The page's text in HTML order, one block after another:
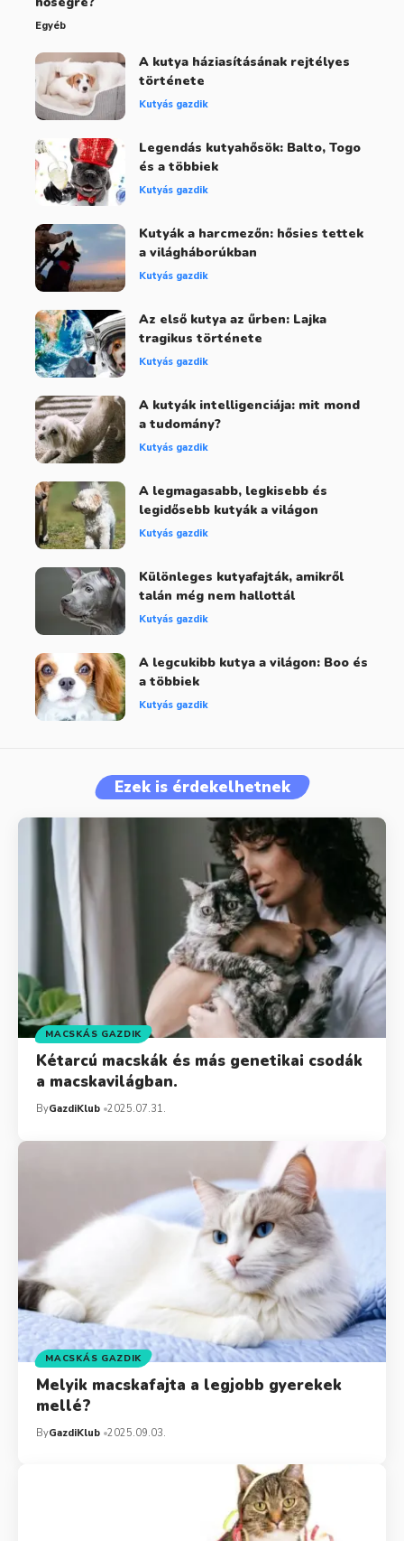
Egyéb
A kutya háziasításának rejtélyes
története
Kutyás gazdik
Legendás kutyahősök: Balto, Togo
és a többiek
Kutyás gazdik
Kutyák a harcmezőn: hősies tettek
a világháborúkban
Kutyás gazdik
Az első kutya az űrben: Lajka
tragikus története
Kutyás gazdik
A kutyák intelligenciája: mit mond
a tudomány?
Kutyás gazdik
A legmagasabb, legkisebb és
legidősebb kutyák a világon
Kutyás gazdik
Különleges kutyafajták, amikről
talán még nem hallottál
Kutyás gazdik
A legcukibb kutya a világon: Boo és
a többiek
Kutyás gazdik
Ezek is érdekelhetnek
MACSKÁS GAZDIK
Kétarcú macskák és más genetikai csodák
a macskavilágban.
ByGazdiKlub 2025.07.31.
MACSKÁS GAZDIK
Melyik macskafajta a legjobb gyerekek
mellé?
ByGazdiKlub 2025.09.03.